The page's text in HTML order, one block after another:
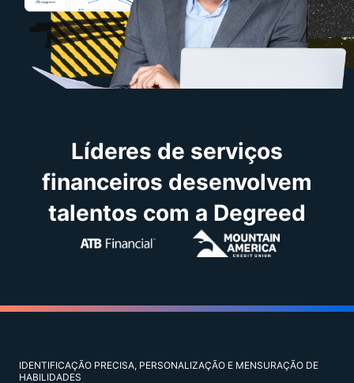
Líderes de serviços
financeiros desenvolvem
talentos com a Degreed
IDENTIFICAÇÃO PRECISA, PERSONALIZAÇÃO E MENSURAÇÃO DE
HABILIDADES